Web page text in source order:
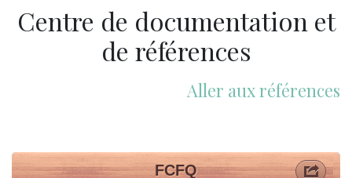
Centre de documentation et
de références
Aller aux références